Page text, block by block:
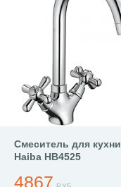
Смеситель для кухни
Haiba HB4525
4867